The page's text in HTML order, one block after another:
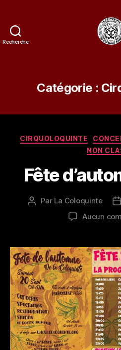
Recherche
Catégorie :
CIRQUOLOQUINTE
NON
Fête
Auteur
Par La Coloquinte
Aucun